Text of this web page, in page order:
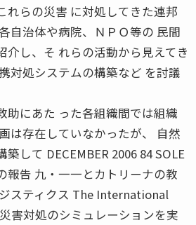
れらの災害 に対処してきた連邦
自治体や病院、ＮＰＯ等の 民間
介し、そ れらの活動から見えてき
対処システムの構築など を討議
助にあた った各組織間では組織
は存在していなかったが、 自然
して DECEMBER 2006 84 SOLE
報告 九・一一とカトリーナの教
スティクス The International
害対処のシミュレーションを実